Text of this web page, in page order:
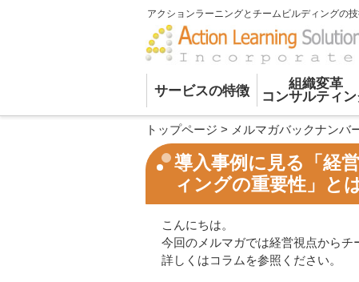
アクションラーニングとチームビルディングの
サービスの特徴
組織変革
コンサルティ
トップページ > メルマガバックナンバ
導入事例に見る「経
ィングの重要性」と
こんにちは。
今回のメルマガでは経営視点からチ
詳しくはコラムを参照ください。